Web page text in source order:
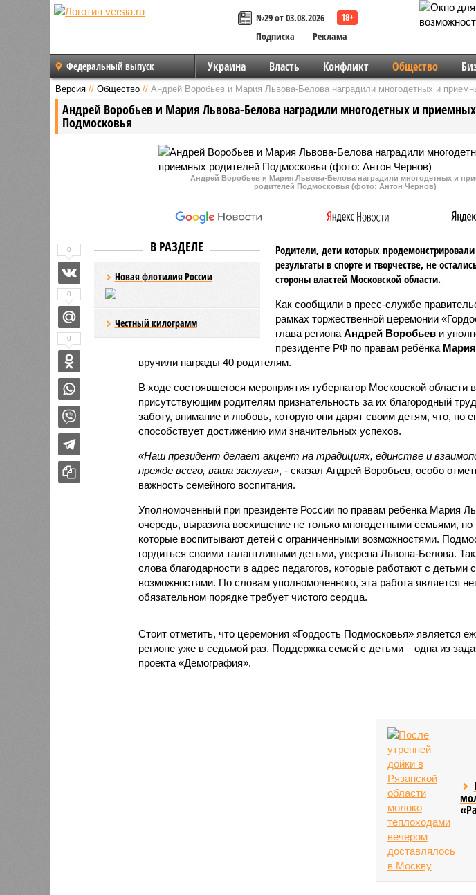
№29 от 03.08.2026
Подписка
Реклама
Федеральный выпуск Украина Власть Конфликт Общество
Версия // Общество // Андрей Воробьев и Мария Львова-Белова наградили многодетных и
Андрей Воробьев и Мария Львова-Белова наградили многодетных и
Подмосковья
Андрей Воробьев и Мария Львова-Белова наградили многодетных и
родителей Подмосковья (фото: Антон Чернов)
В РАЗДЕЛЕ
Новая флотилия России
Честный килограмм
Родители, дети которых
результаты в спорте и творчестве, не
стороны властей Московской области.
Как сообщили в пресс-службе
рамках торжественной церемонии
глава региона Андрей Воробьеви
президенте РФ по правам ребёнка
вручили награды 40 родителям.
В ходе состоявшегося мероприятия губернатор Московской области
присутствующим родителям признательность за их благородный
заботу, внимание и любовь, которую они дарят своим детям, что, по
способствует достижению ими значительных успехов.
«Наш президент делает акцент на традициях, единстве и
прежде всего, ваша заслуга», - сказал Андрей Воробьев, особо
важность семейного воспитания.
Уполномоченный при президенте России по правам ребенка Мария
очередь, выразила восхищение не только многодетными семьями,
которые воспитывают детей с ограниченными возможностями.
гордиться своими талантливыми детьми, уверена Львова-Белова.
слова благодарности в адрес педагогов, которые работают с детьми
возможностями. По словам уполномоченного, эта работа является
обязательном порядке требует чистого сердца.
Стоит отметить, что церемония «Гордость Подмосковья» является
регионе уже в седьмой раз. Поддержка семей с детьми – одна из
проекта «Демография».
0
0
0